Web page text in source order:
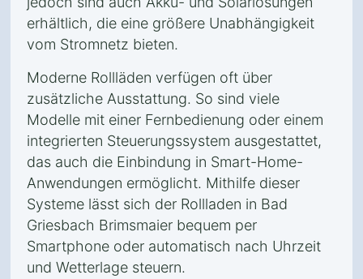
erhältlich, die eine größere Unabhängigkeit
vom Stromnetz bieten.
Moderne Rollläden verfügen oft über
zusätzliche Ausstattung. So sind viele
Modelle mit einer Fernbedienung oder einem
integrierten Steuerungssystem ausgestattet,
das auch die Einbindung in Smart-Home-
Anwendungen ermöglicht. Mithilfe dieser
Systeme lässt sich der Rollladen in Bad
Griesbach Brimsmaier bequem per
Smartphone oder automatisch nach Uhrzeit
und Wetterlage steuern.